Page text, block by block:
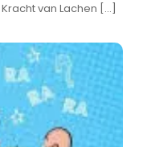
Kracht van Lachen […]